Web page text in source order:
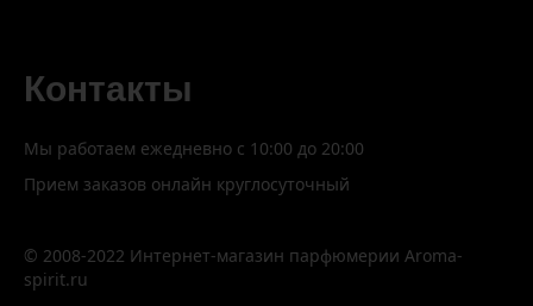
Контакты
Мы работаем ежедневно с 10:00 до 20:00
Прием заказов онлайн круглосуточный
© 2008-2022 Интернет-магазин парфюмерии Aroma-
spirit.ru